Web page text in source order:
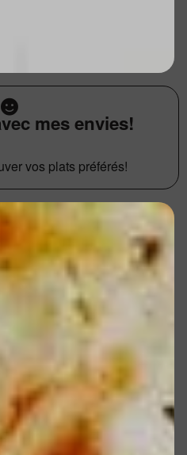
mes envies!
vos plats préférés!